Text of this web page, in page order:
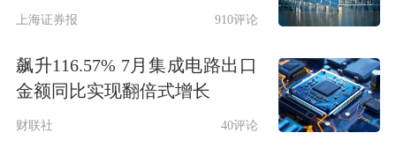
走强的势头，这正在对金价形成“逆
风”。
大宗商品策略师Michael
上海证券报 910评论
飙升116.57% 7月集成电路出口
金额同比实现翻倍式增长
财联社 40评论